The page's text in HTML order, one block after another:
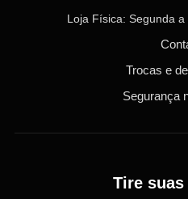
Loja Física: Segunda
Trocas e
Segurança
Tire